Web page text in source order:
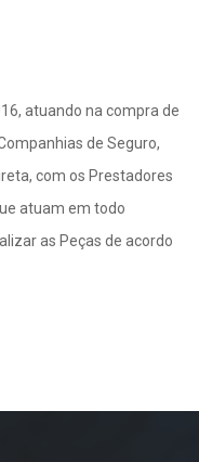
atuando na compra de
de Seguro,
com os Prestadores
atuam em todo
as Peças de acordo